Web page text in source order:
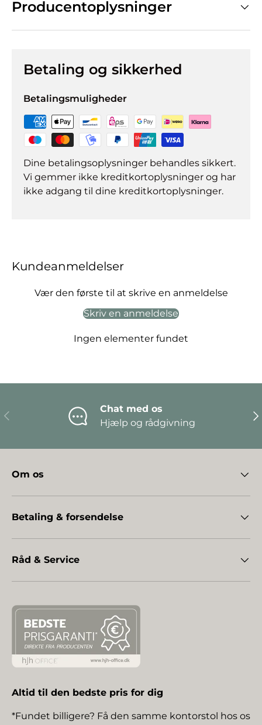
Producentoplysninger
Betaling og sikkerhed
Betalingsmuligheder
Dine betalingsoplysninger behandles sikkert.
Vi gemmer ikke kreditkortoplysninger og har
ikke adgang til dine kreditkortoplysninger.
Kundeanmeldelser
Vær den første til at skrive en anmeldelse
Skriv en anmeldelse
Ingen elementer fundet
Forrige
Chat med os
Hjælp og rådgivning
Om os
Betaling & forsendelse
Råd & Service
Altid til den bedste pris for dig
*Fundet billigere? Få den samme kontorstol hos os